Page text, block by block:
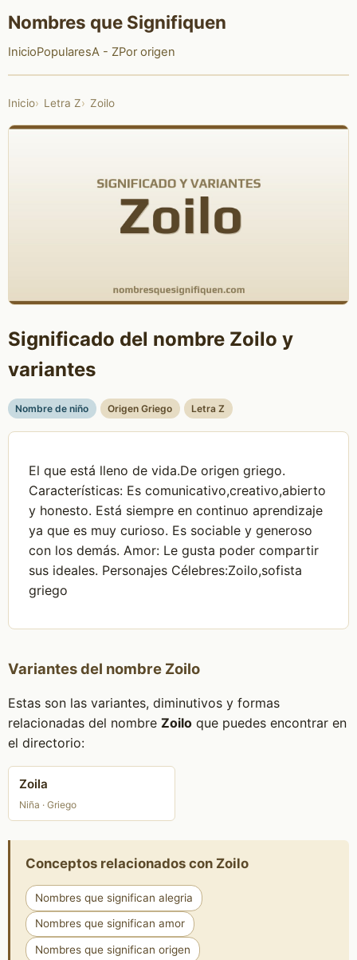
Nombres que Signifiquen
InicioPopularesA - ZPor origen
Inicio Letra Z Zoilo
Significado del nombre Zoilo y
variantes
Nombre de niño Origen Griego Letra Z
El que está lleno de vida.De origen griego.
Características: Es comunicativo,creativo,abierto
y honesto. Está siempre en continuo aprendizaje
ya que es muy curioso. Es sociable y generoso
con los demás. Amor: Le gusta poder compartir
sus ideales. Personajes Célebres:Zoilo,sofista
griego
Variantes del nombre Zoilo
Estas son las variantes, diminutivos y formas
relacionadas del nombre Zoiloque puedes encontrar en
el directorio:
Zoila
Niña · Griego
Conceptos relacionados con Zoilo
Nombres que significan alegria
Nombres que significan amor
Nombres que significan origen